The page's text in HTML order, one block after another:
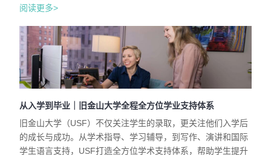
阅读更多>
从入学到毕业｜旧金山大学全程全方位学业支持体系
旧金山大学（USF）不仅关注学生的录取，更关注他们入学后
的成长与成功。从学术指导、学习辅导，到写作、演讲和国际
学生语言支持，USF打造全方位学术支持体系，帮助学生提升